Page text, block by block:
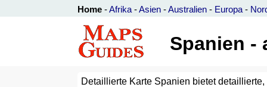
Home -Afrika -Asien -Australien - Europa -
Spanien -
Detaillierte Karte Spanien bietet